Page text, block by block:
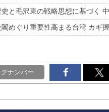
史と毛沢東の戦略思想に基づく
閣めぐり重要性高まる台湾 カギ
ナンバー